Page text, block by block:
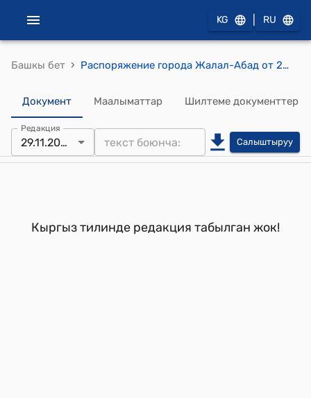
KG RU
Башкы бет › Распоряжение города Жалал-Абад от 29 ноября 2009 года №318 "О защите средств связи, энергетического комплекса и других объектов города от хищений"
Документ Маалыматтар Шилтеме документтер
Редакция
29.11.2005 Салыштыруу
Кыргыз тилинде редакция табылган жок!